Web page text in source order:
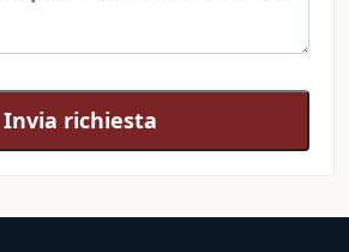
Invia richiesta